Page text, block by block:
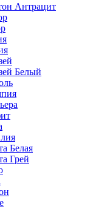
Антрацит
Белый
Белая
Грей